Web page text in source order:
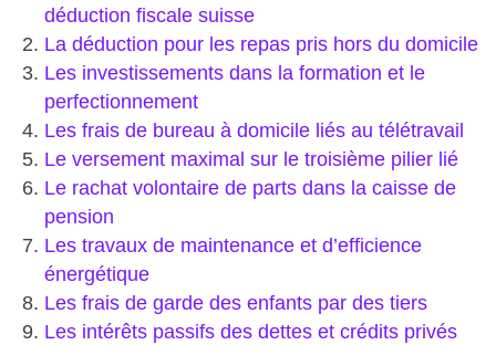
déduction fiscale suisse
La déduction pour les repas pris hors du domicile
Les investissements dans la formation et le
perfectionnement
Les frais de bureau à domicile liés au télétravail
Le versement maximal sur le troisième pilier lié
Le rachat volontaire de parts dans la caisse de
pension
Les travaux de maintenance et d’efficience
énergétique
Les frais de garde des enfants par des tiers
Les intérêts passifs des dettes et crédits privés